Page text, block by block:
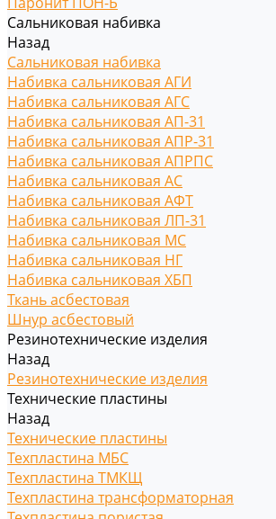
Сальниковая набивка
Назад
Сальниковая набивка
Набивка сальниковая АГИ
Набивка сальниковая АГС
Набивка сальниковая АП-31
Набивка сальниковая АПР-31
Набивка сальниковая АПРПС
Набивка сальниковая АС
Набивка сальниковая АФТ
Набивка сальниковая ЛП-31
Набивка сальниковая МС
Набивка сальниковая НГ
Набивка сальниковая ХБП
Ткань асбестовая
Шнур асбестовый
Резинотехнические изделия
Назад
Резинотехнические изделия
Технические пластины
Назад
Технические пластины
Техпластина МБС
Техпластина ТМКЩ
Техпластина трансформаторная